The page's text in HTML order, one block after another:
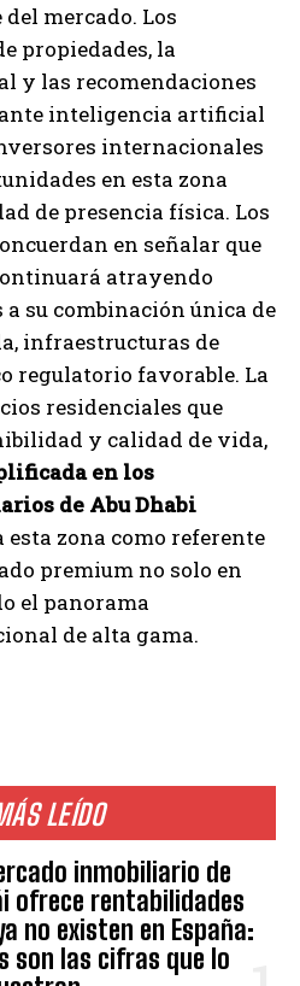
LEÍDO
inmobiliario de
ofrece rentabilidades
no existen en España:
son las cifras que lo
mercado. Los
propiedades, la
y las recomendaciones
inteligencia artificial
internacionales
en esta zona
de presencia física. Los
en señalar que
atrayendo
su combinación única de
infraestructuras de
regulatorio favorable. La
residenciales que
y calidad de vida,
en los
de Abu Dhabi
esta zona como referente
premium no solo en
el panorama
de alta gama.